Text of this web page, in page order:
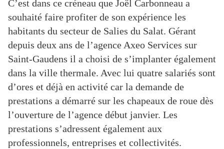
C’est dans ce créneau que Joël Carbonneau a
souhaité faire profiter de son expérience les
habitants du secteur de Salies du Salat. Gérant
depuis deux ans de l’agence Axeo Services sur
Saint-Gaudens il a choisi de s’implanter également
dans la ville thermale. Avec lui quatre salariés sont
d’ores et déjà en activité car la demande de
prestations a démarré sur les chapeaux de roue dès
l’ouverture de l’agence début janvier. Les
prestations s’adressent également aux
professionnels, entreprises et collectivités.